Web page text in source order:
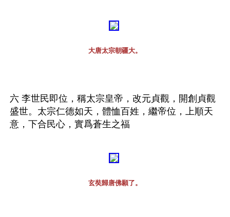
大唐太宗朝疆大。
六 李世民即位，稱太宗皇帝，改元貞觀，開創貞觀
盛世。太宗仁德如天，體恤百姓，繼帝位，上順天
意，下合民心，實爲蒼生之福
玄奘歸唐佛願了。